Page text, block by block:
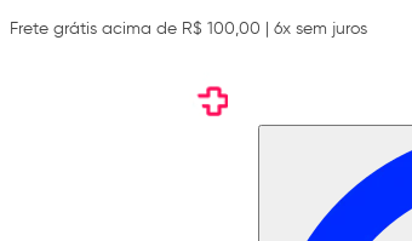
Frete grátis acima de R$ 100,00 | 6x sem juros